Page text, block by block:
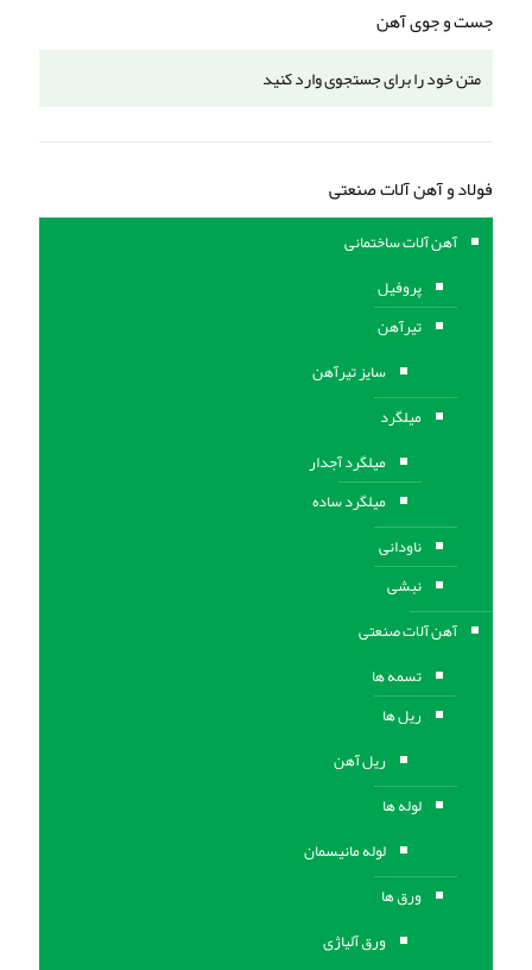
جست و جوی آهن
فولاد و آهن آلات صنعتی
آهن آلات ساختمانی
پروفیل
تیرآهن
سایز تیرآهن
میلگرد
میلگرد آجدار
میلگرد ساده
ناودانی
نبشی
آهن آلات صنعتی
تسمه ها
ریل ها
ریل آهن
لوله ها
لوله مانیسمان
ورق ها
ورق آلیاژی